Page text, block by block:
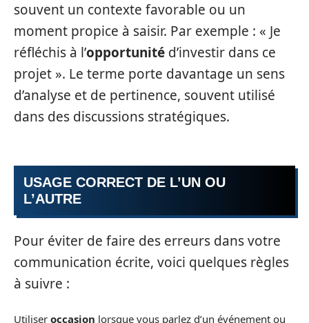
souvent un contexte favorable ou un
moment propice à saisir. Par exemple : « Je
réfléchis à l’opportunité d’investir dans ce
projet ». Le terme porte davantage un sens
d’analyse et de pertinence, souvent utilisé
dans des discussions stratégiques.
USAGE CORRECT DE L’UN OU
L’AUTRE
Pour éviter de faire des erreurs dans votre
communication écrite, voici quelques règles
à suivre :
Utiliser occasion lorsque vous parlez d’un événement ou